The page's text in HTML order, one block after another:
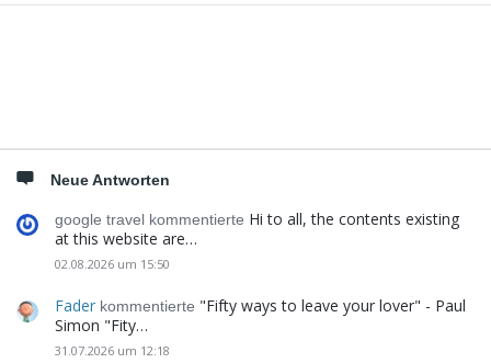
Neue Antworten
google travel kommentierte Hi to all, the contents existing
at this website are…
02.08.2026 um 15:50
Fader kommentierte "Fifty ways to leave your lover" - Paul
Simon "Fity…
31.07.2026 um 12:18